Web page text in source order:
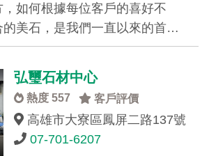
如何根據每位客戶的喜好不
的美石，是我們一直以來的首…
弘璽石材中心
熱度 557 客戶評價
高雄市大寮區鳳屏二路137號
07-701-6207